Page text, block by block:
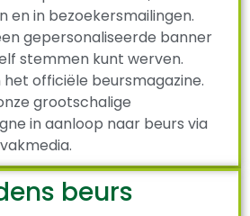
en in bezoekersmailingen.
gepersonaliseerde banner
stemmen kunt werven.
officiële beursmagazine.
grootschalige
in aanloop naar beurs via
beurs